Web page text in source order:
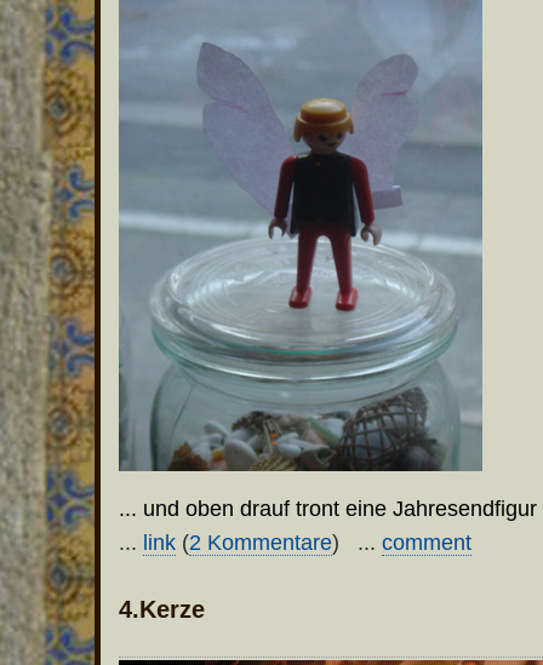
... und oben drauf tront eine
... link (2 Kommentare) ... comment
4.Kerze